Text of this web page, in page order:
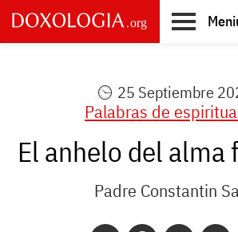
Skip to main content
25 Septiembre
Palabras de
El anhelo del alma
Padre Constantin